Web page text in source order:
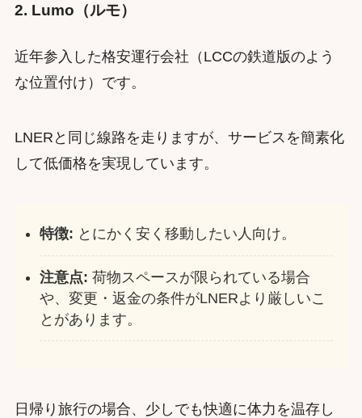
2. Lumo（ルモ）
近年参入した格安運行会社（LCCの鉄道版のよう
な位置付け）です。
LNERと同じ線路を走りますが、サービスを簡素化
して低価格を実現しています。
特徴: とにかく安く移動したい人向け。
注意点: 荷物スペースが限られている場合
や、変更・返金の条件がLNERより厳しいこ
とがあります。
日帰り旅行の場合、少しでも快適に体力を温存し